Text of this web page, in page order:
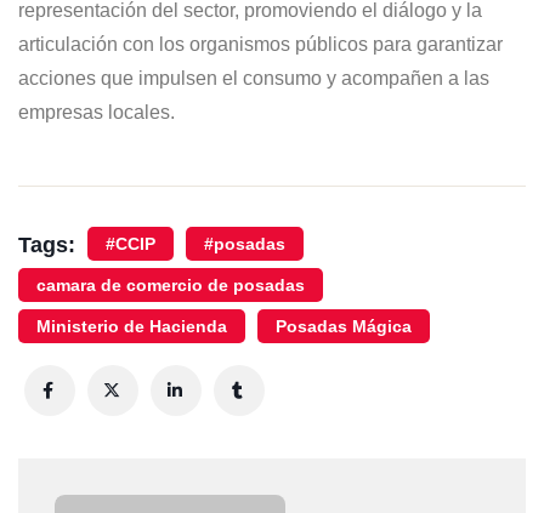
representación del sector, promoviendo el diálogo y la
articulación con los organismos públicos para garantizar
acciones que impulsen el consumo y acompañen a las
empresas locales.
Tags: #CCIP #posadas
camara de comercio de posadas
Ministerio de Hacienda Posadas Mágica